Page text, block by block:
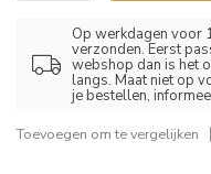
Op werkdagen voor
verzonden. Eerst
webshop dan is het
langs. Maat niet op
je bestellen,
Toevoegen om te vergelijken